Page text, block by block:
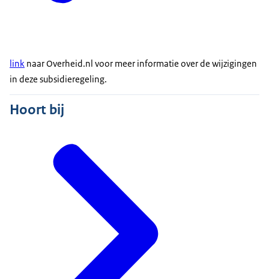
link naar Overheid.nl voor meer informatie over de wijzigingen
in deze subsidieregeling.
Hoort bij